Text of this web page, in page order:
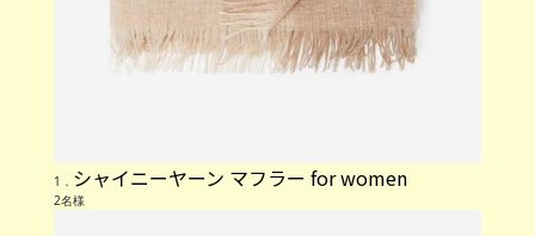
1． シャイニーヤーン マフラー for women
2名様